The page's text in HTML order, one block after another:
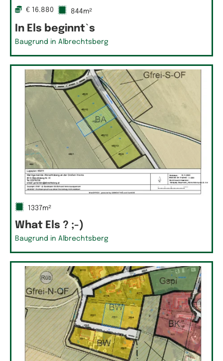
€ 16.880 844m²
In Els beginnt`s
Baugrund in Albrechtsberg
1337m²
What Els ? ;-)
Baugrund in Albrechtsberg